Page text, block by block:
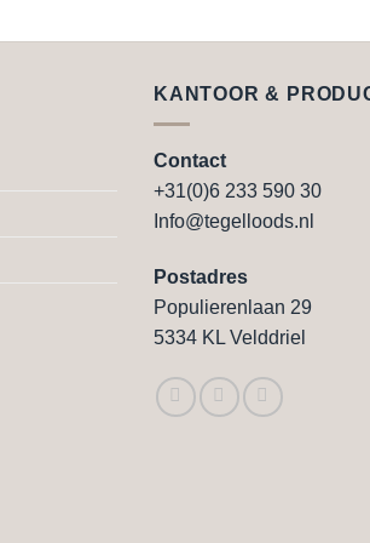
KANTOOR &
Contact
+31(0)6 233 590 30
Info@tegelloods.nl
Postadres
Populierenlaan 29
5334 KL Velddriel